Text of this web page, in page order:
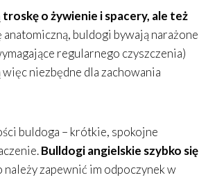
o żywienie i spacery, ale też
buldogi bywają narażone
regularnego czyszczenia)
niezbędne dla zachowania
buldoga – krótkie, spokojne
Bulldogi angielskie szybko się
należy zapewnić im odpoczynek w